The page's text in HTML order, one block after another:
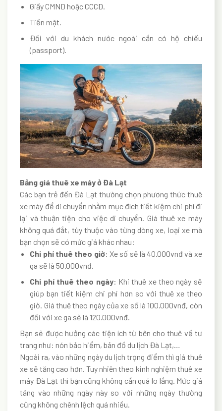
Giấy CMND hoặc CCCD.
Tiền mặt.
Đối với du khách nước ngoài cần có hộ chiếu
(passport).
Bảng giá thuê xe máy ở Đà Lạt
Các bạn trẻ đến Đà Lạt thường chọn phương thức thuê
xe máy để di chuyển nhằm mục đích tiết kiệm chi phí đi
lại và thuận tiện cho việc di chuyển. Giá thuê xe máy
không quá đắt, tùy thuộc vào từng dòng xe, loại xe mà
bạn chọn sẽ có mức giá khác nhau:
Chi phí thuê theo giờ: Xe số sẽ là 40.000vnđ và xe
ga sẽ là 50.000vnđ.
Chi phí thuê theo ngày: Khi thuê xe theo ngày sẽ
giúp bạn tiết kiệm chi phí hơn so với thuê xe theo
giờ. Giá thuêtheo ngày của xe số là 100.000vnđ, còn
đối với xe ga sẽ là 120.000vnđ.
Bạn sẽ được hưởng các tiện ích từ bên cho thuê về tư
trang như: nón bảo hiểm, bản đồ du lịch Đà Lạt,…
Ngoài ra, vào những ngày du lịch trọng điểm thì giá thuê
xe sẽ tăng cao hơn. Tuy nhiên theo kinh nghiệm thuê xe
máy Đà Lạt thì bạn cũng không cần quá lo lắng. Mức giá
tăng vào những ngày này so với những ngày thường
cũng không chênh lệch quá nhiều.